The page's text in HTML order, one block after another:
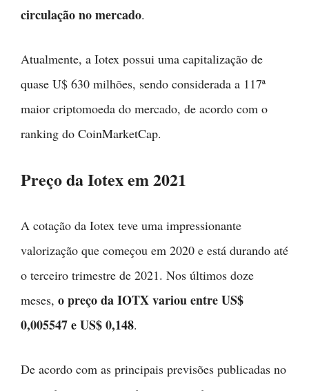
circulação no mercado.
Atualmente, a Iotex possui uma capitalização de
quase U$ 630 milhões, sendo considerada a 117ª
maior criptomoeda do mercado, de acordo com o
ranking do CoinMarketCap.
Preço da Iotex em 2021
A cotação da Iotex teve uma impressionante
valorização que começou em 2020 e está durando até
o terceiro trimestre de 2021. Nos últimos doze
meses, o preço da IOTX variou entre US$
0,005547 e US$ 0,148.
De acordo com as principais previsões publicadas no